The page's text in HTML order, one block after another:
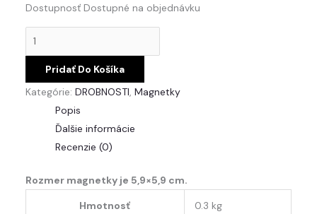
Dostupnosť Dostupné na objednávku
Pridať Do Košíka
Kategórie: DROBNOSTI Magnetky
Popis
Ďalšie informácie
Recenzie (0)
Rozmer magnetky je 5,9×5,9 cm.
Hmotnosť
0.3 kg